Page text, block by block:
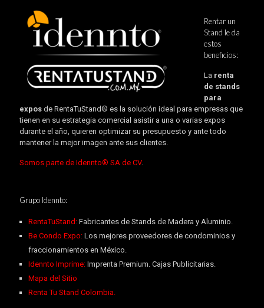
Rentar un
Stand le da
estos
beneficios:
La renta
de stands
para
expos de RentaTuStand® es la solución ideal para empresas que
tienen en su estrategia comercial asistir a una o varias expos
durante el año, quieren optimizar su presupuesto y ante todo
mantener la mejor imagen ante sus clientes.
Somos parte de Idennto® SA de CV.
Grupo Idennto:
RentaTuStand:Fabricantes de Stands de Madera y Aluminio.
Be Condo Expo: Los mejores proveedores de condominios y
fraccionamientos en México.
Idennto Imprime:Imprenta Premium. Cajas Publicitarias.
Mapa del Sitio
Renta Tu Stand Colombia.